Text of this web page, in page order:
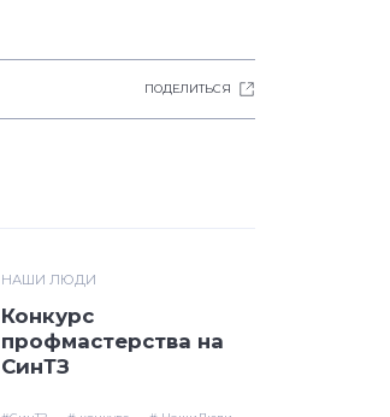
ПОДЕЛИТЬСЯ
НАШИ ЛЮДИ
Конкурс
профмастерства на
СинТЗ